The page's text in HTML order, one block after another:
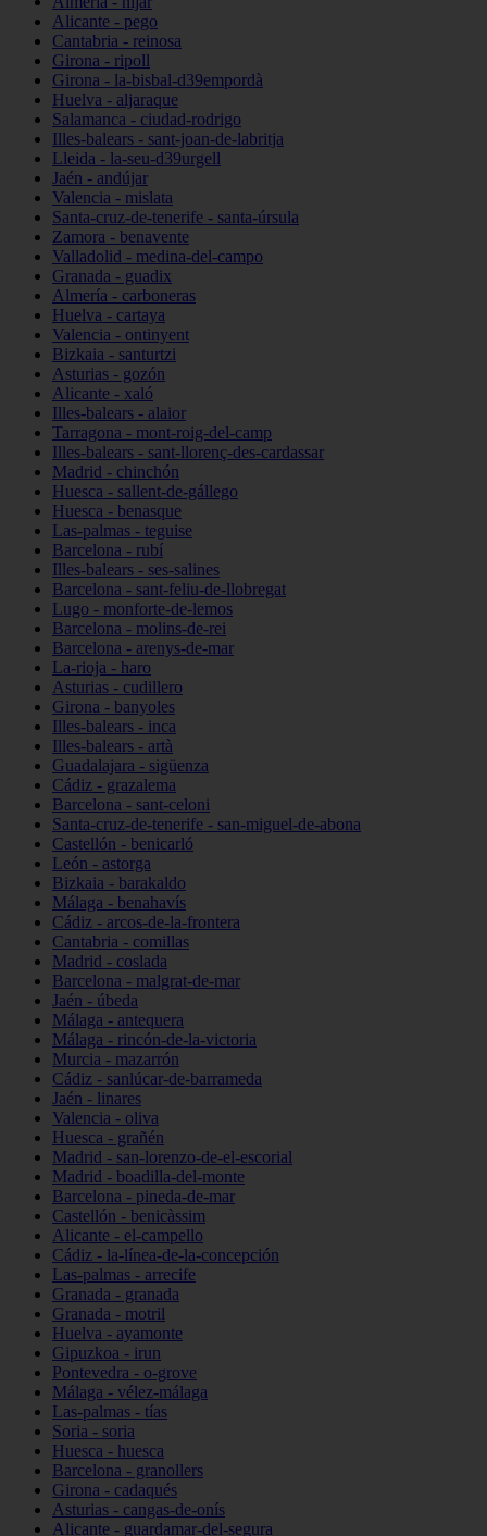
Alicante - pego
Cantabria - reinosa
Girona - ripoll
Girona - la-bisbal-d39empordà
Huelva - aljaraque
Salamanca - ciudad-rodrigo
Illes-balears - sant-joan-de-labritja
Lleida - la-seu-d39urgell
Jaén - andújar
Valencia - mislata
Santa-cruz-de-tenerife - santa-úrsula
Zamora - benavente
Valladolid - medina-del-campo
Granada - guadix
Almería - carboneras
Huelva - cartaya
Valencia - ontinyent
Bizkaia - santurtzi
Asturias - gozón
Alicante - xaló
Illes-balears - alaior
Tarragona - mont-roig-del-camp
Illes-balears - sant-llorenç-des-cardassar
Madrid - chinchón
Huesca - sallent-de-gállego
Huesca - benasque
Las-palmas - teguise
Barcelona - rubí
Illes-balears - ses-salines
Barcelona - sant-feliu-de-llobregat
Lugo - monforte-de-lemos
Barcelona - molins-de-rei
Barcelona - arenys-de-mar
La-rioja - haro
Asturias - cudillero
Girona - banyoles
Illes-balears - inca
Illes-balears - artà
Guadalajara - sigüenza
Cádiz - grazalema
Barcelona - sant-celoni
Santa-cruz-de-tenerife - san-miguel-de-abona
Castellón - benicarló
León - astorga
Bizkaia - barakaldo
Málaga - benahavís
Cádiz - arcos-de-la-frontera
Cantabria - comillas
Madrid - coslada
Barcelona - malgrat-de-mar
Jaén - úbeda
Málaga - antequera
Málaga - rincón-de-la-victoria
Murcia - mazarrón
Cádiz - sanlúcar-de-barrameda
Jaén - linares
Valencia - oliva
Huesca - grañén
Madrid - san-lorenzo-de-el-escorial
Madrid - boadilla-del-monte
Barcelona - pineda-de-mar
Castellón - benicàssim
Alicante - el-campello
Cádiz - la-línea-de-la-concepción
Las-palmas - arrecife
Granada - granada
Granada - motril
Huelva - ayamonte
Gipuzkoa - irun
Pontevedra - o-grove
Málaga - vélez-málaga
Las-palmas - tías
Soria - soria
Huesca - huesca
Barcelona - granollers
Girona - cadaqués
Asturias - cangas-de-onís
Alicante - guardamar-del-segura